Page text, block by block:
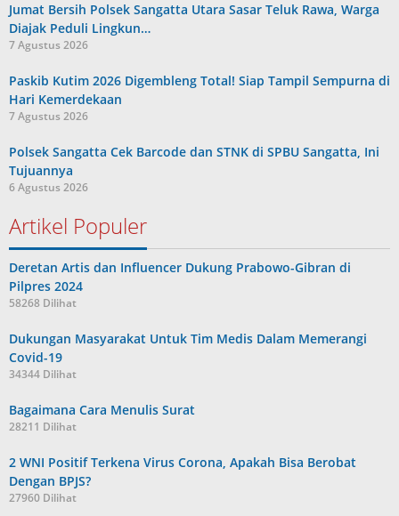
Jumat Bersih Polsek Sangatta Utara Sasar Teluk Rawa, Warga
Diajak Peduli Lingkun…
7 Agustus 2026
Paskib Kutim 2026 Digembleng Total! Siap Tampil Sempurna di
Hari Kemerdekaan
7 Agustus 2026
Polsek Sangatta Cek Barcode dan STNK di SPBU Sangatta, Ini
Tujuannya
6 Agustus 2026
Artikel Populer
Deretan Artis dan Influencer Dukung Prabowo-Gibran di
Pilpres 2024
58268 Dilihat
Dukungan Masyarakat Untuk Tim Medis Dalam Memerangi
Covid-19
34344 Dilihat
Bagaimana Cara Menulis Surat
28211 Dilihat
2 WNI Positif Terkena Virus Corona, Apakah Bisa Berobat
Dengan BPJS?
27960 Dilihat